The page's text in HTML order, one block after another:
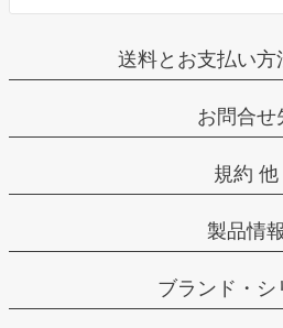
送料とお支払い方
お問合せ
規約 他
製品情報
ブランド・シ